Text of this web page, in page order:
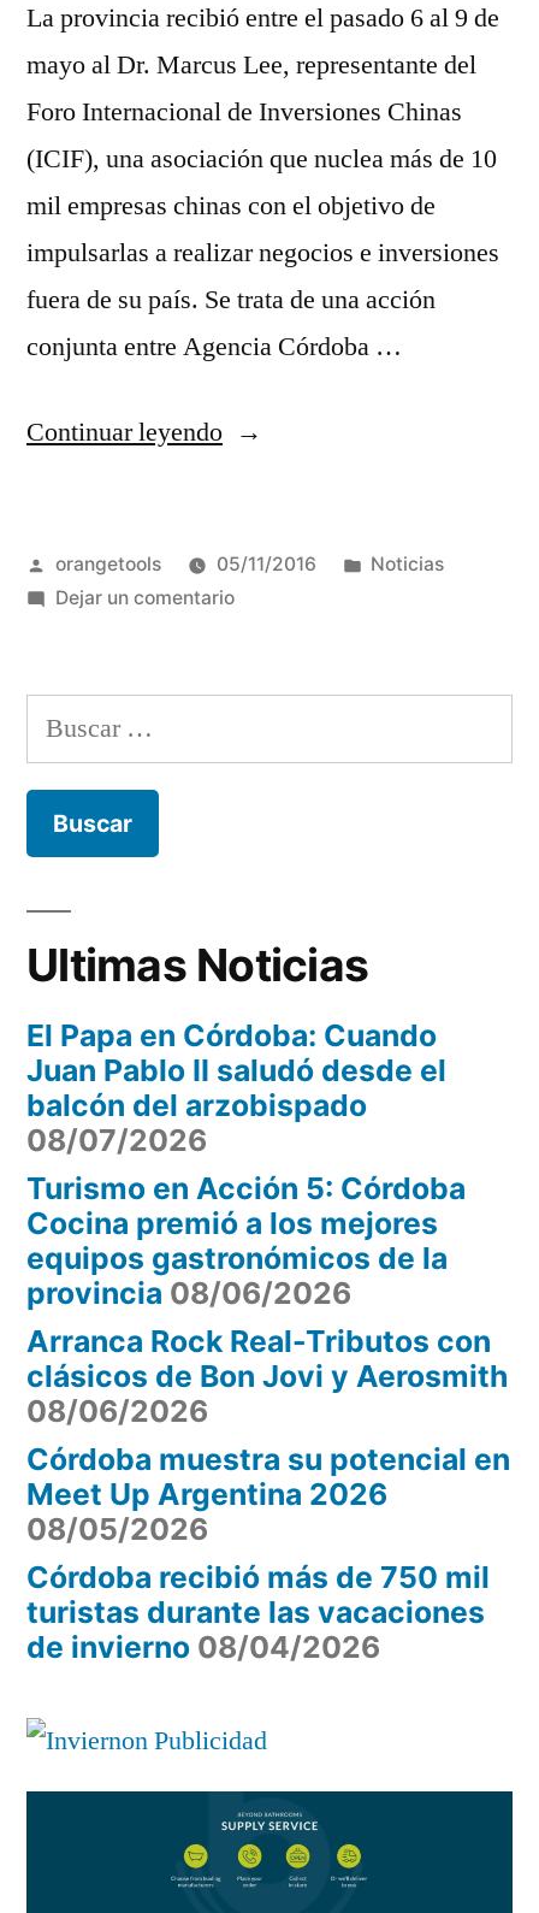
infraestructura
La provincia recibió entre el pasado 6 al 9 de
mayo al Dr. Marcus Lee, representante del
Foro Internacional de Inversiones Chinas
(ICIF), una asociación que nuclea más de 10
mil empresas chinas con el objetivo de
impulsarlas a realizar negocios e inversiones
fuera de su país. Se trata de una acción
conjunta entre Agencia Córdoba …
Continuar leyendo“Intenso
atraer
Publicado
por
orangetools 05/11/2016
Publicada
Noticias
Dejar un comentarioen
para
eventos
Buscar:
Ultimas Noticias
El Papa en Córdoba: Cuando
Juan Pablo II saludó desde el
balcón del arzobispado
08/07/2026
Turismo en Acción 5: Córdoba
Cocina premió a los mejores
equipos gastronómicos de la
provincia 08/06/2026
Arranca Rock Real-Tributos con
clásicos de Bon Jovi y Aerosmith
08/06/2026
Córdoba muestra su potencial en
Meet Up Argentina 2026
08/05/2026
Córdoba recibió más de 750 mil
turistas durante las vacaciones
de invierno 08/04/2026